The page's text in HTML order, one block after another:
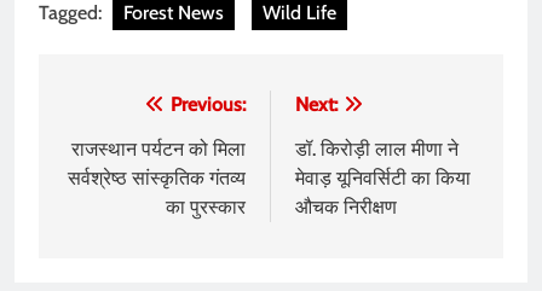
Tagged: Forest News Wild Life
navigation
Previous:
राजस्थान पर्यटन को मिला
सर्वश्रेष्ठ सांस्कृतिक गंतव्य
का पुरस्कार
Next:
डॉ. किरोड़ी लाल मीणा ने
मेवाड़ यूनिवर्सिटी का किया
औचक निरीक्षण